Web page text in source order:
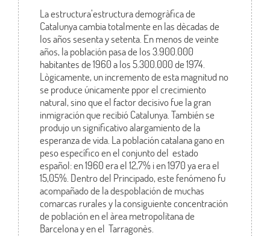
La estructura’estructura demogràfica de
Catalunya cambia totalmente en las dècadas de
los años sesenta y setenta. En menos de veinte
años, la población pasa de los 3.900.000
habitantes de 1960 a los 5.300.000 de 1974.
Lògicamente, un incremento de esta magnitud no
se produce únicamente ppor el crecimiento
natural, sino que el factor decisivo fue la gran
inmigración que recibió Catalunya. También se
produjo un significativo alargamiento de la
esperanza de vida. La población catalana gano en
peso específico en el conjunto del estado
español: en 1960 era el 12,7% i en 1970 ya era el
15,05%. Dentro del Principado, este fenómeno fu
acompañado de la despoblación de muchas
comarcas rurales y la consiguiente concentración
de población en el àrea metropolitana de
Barcelona y en el Tarragonès.